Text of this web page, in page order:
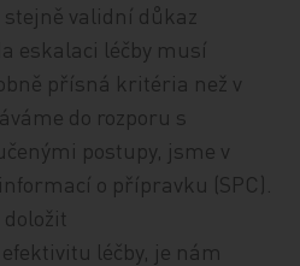
validní důkaz
eskalaci léčby musí
přísná kritéria než v
do rozporu s
postupy, jsme v
o přípravku (SPC).
léčby, je nám